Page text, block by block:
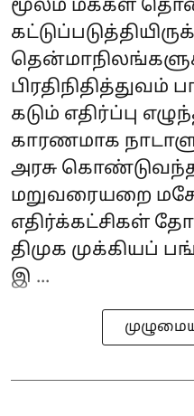
மூலம் மக்கள்
பிரதிநிதித்துவம்
கடும் எதிர்ப்பு
காரணமாக
அரசு
மறுவரையறை
எதிர்க்கட்சிகள்
திமுக முக்கியப்
இ ...